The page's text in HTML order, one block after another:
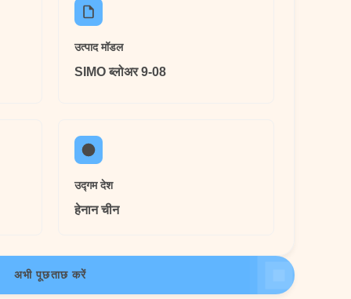
उत्पाद मॉडल
SIMO ब्लोअर 9-08
उद्गम देश
हेनान चीन
अभी पूछताछ करें